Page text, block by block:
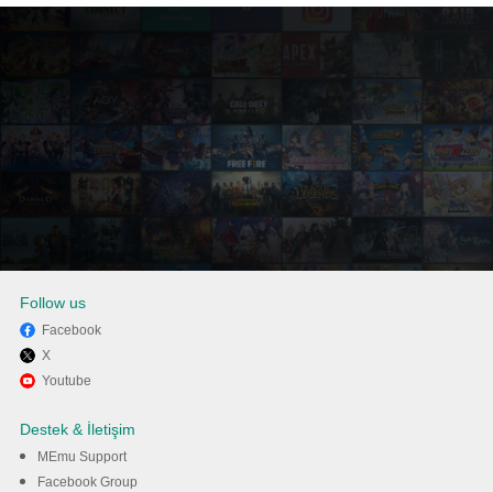
PC’de MEmu ile Doctor
Dentist : Game oyunun keyfini
Follow us
Facebook
X
Youtube
Destek & İletişim
MEmu Support
Facebook Group